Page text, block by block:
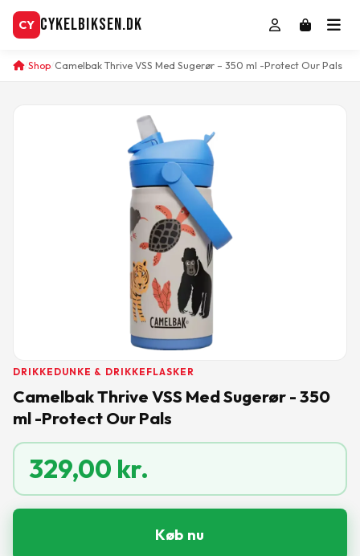
CY CykelBiksen.dk
Shop Camelbak Thrive VSS Med Sugerør – 350 ml -Protect Our Pals
DRIKKEDUNKE & DRIKKEFLASKER
Camelbak Thrive VSS Med Sugerør - 350
ml -Protect Our Pals
329,00 kr.
Køb nu